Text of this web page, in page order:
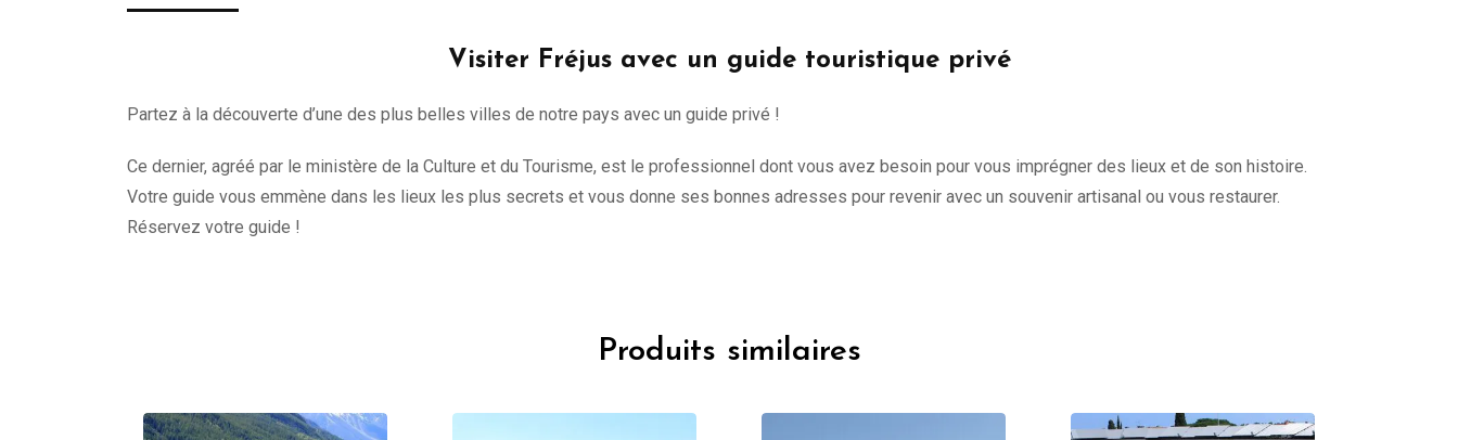
Visiter Fréjus avec un guide touristique privé
Partez à la découverte d’une des plus belles villes de notre pays avec un guide privé !
Ce dernier, agréé par le ministère de la Culture et du Tourisme, est le professionnel dont vous avez besoin pour vous imprégner des lieux et de son histoire.
Votre guide vous emmène dans les lieux les plus secrets et vous donne ses bonnes adresses pour revenir avec un souvenir artisanal ou vous restaurer.
Réservez votre guide !
Produits similaires